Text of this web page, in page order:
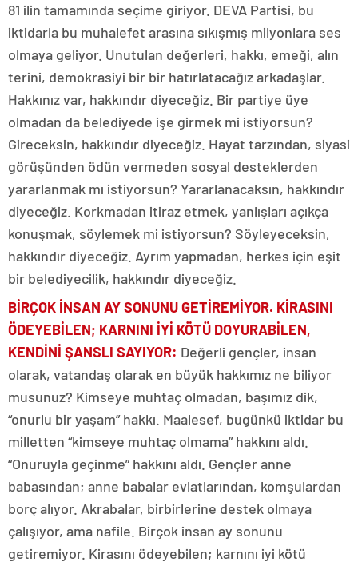
81 ilin tamamında seçime giriyor. DEVA Partisi, bu
iktidarla bu muhalefet arasına sıkışmış milyonlara ses
olmaya geliyor. Unutulan değerleri, hakkı, emeği, alın
terini, demokrasiyi bir bir hatırlatacağız arkadaşlar.
Hakkınız var, hakkındır diyeceğiz. Bir partiye üye
olmadan da belediyede işe girmek mi istiyorsun?
Gireceksin, hakkındır diyeceğiz. Hayat tarzından, siyasi
görüşünden ödün vermeden sosyal desteklerden
yararlanmak mı istiyorsun? Yararlanacaksın, hakkındır
diyeceğiz. Korkmadan itiraz etmek, yanlışları açıkça
konuşmak, söylemek mi istiyorsun? Söyleyeceksin,
hakkındır diyeceğiz. Ayrım yapmadan, herkes için eşit
bir belediyecilik, hakkındır diyeceğiz.
BİRÇOK İNSAN AY SONUNU GETİREMİYOR. KİRASINI
ÖDEYEBİLEN; KARNINI İYİ KÖTÜ DOYURABİLEN,
KENDİNİ ŞANSLI SAYIYOR: Değerli gençler, insan
olarak, vatandaş olarak en büyük hakkımız ne biliyor
musunuz? Kimseye muhtaç olmadan, başımız dik,
“onurlu bir yaşam” hakkı. Maalesef, bugünkü iktidar bu
milletten “kimseye muhtaç olmama” hakkını aldı.
“Onuruyla geçinme” hakkını aldı. Gençler anne
babasından; anne babalar evlatlarından, komşulardan
borç alıyor. Akrabalar, birbirlerine destek olmaya
çalışıyor, ama nafile. Birçok insan ay sonunu
getiremiyor. Kirasını ödeyebilen; karnını iyi kötü